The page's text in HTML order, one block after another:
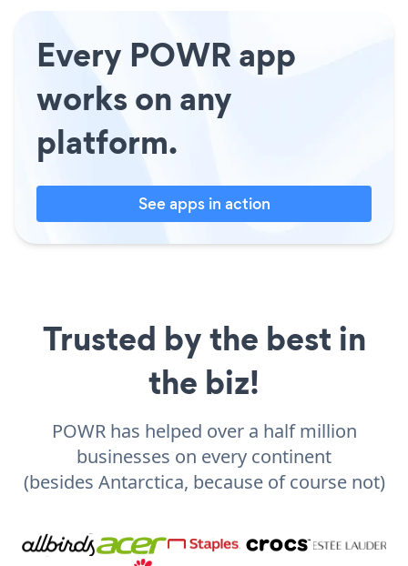
Every POWR app
works on any
platform.
See apps in action
Trusted by the best in
the biz!
POWR has helped over a half million
businesses on every continent
(besides Antarctica, because of course not)